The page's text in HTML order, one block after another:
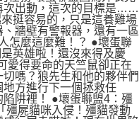
次出動，這次的目標是……
挺容易的，只是這養雞場
牆壁有警報器，還有一區
怎麼這麼難！？ ●壞蛋聯
英雄啦！還沒來得及慶
愛得要命的天竺鼠卻正在
嗎？狼先生和他的夥伴們
方進行下一個拯救任
阱裡！ ●壞蛋聯盟4：殭
殭屍貓咪入侵！殭貓發動